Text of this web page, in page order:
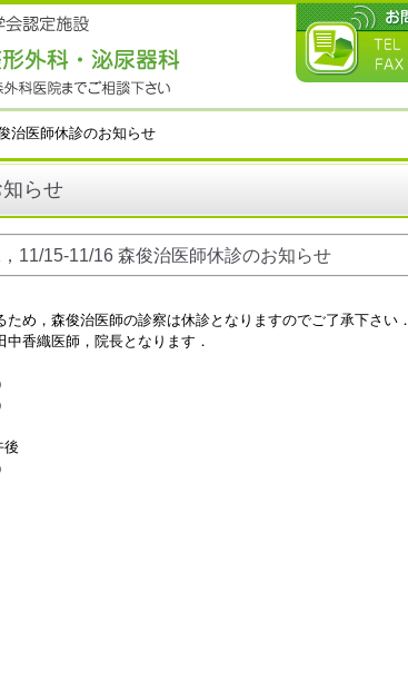
治医師休診のお知らせ
知らせ
11/15-11/16 森俊治医師休診のお知らせ
ため，森俊治医師の診察は休診となりますのでご了承下さい．
中香織医師，院長となります．
後